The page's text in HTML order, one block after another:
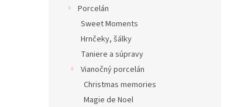
Porcelán
Sweet Moments
Hrnčeky, šálky
Taniere a súpravy
Vianočný porcelán
Christmas memories
Magie de Noel